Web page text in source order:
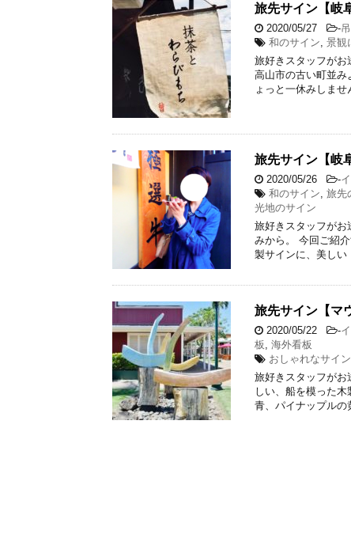
旅先サイン【岐
2020/05/27 -
和のサイン, 景観
旅好きスタッフがお
高山市の古い町並み
ょっと一休みしま
旅先サイン【岐
2020/05/26 -
和のサイン, 旅先
光地のサイン
旅好きスタッフがお
みから。 今回ご紹
製サインに、美し
旅先サイン【マ
2020/05/22 -
板, 海外看板
おしゃれなサイン
旅好きスタッフがお
しい、船を模った
青、パイナップル